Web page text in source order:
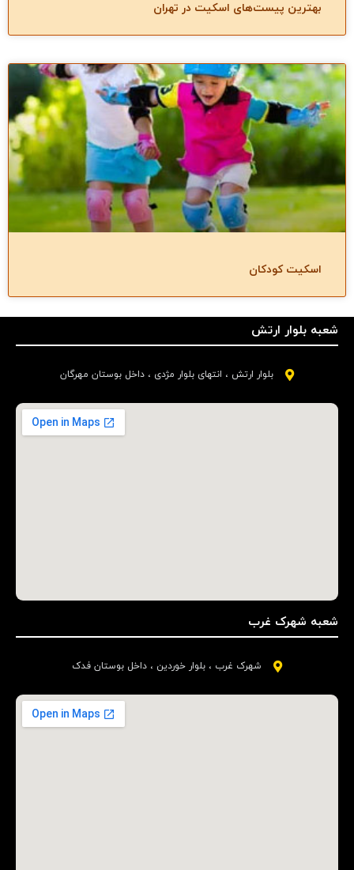
بهترین پیست‌های اسکیت در تهران
اسکیت کودکان
شعبه بلوار ارتش
بلوار ارتش ، انتهای بلوار مژدی ، داخل بوستان مهرگان
شعبه شهرک غرب
شهرک غرب ، بلوار خوردین ، داخل بوستان فدک